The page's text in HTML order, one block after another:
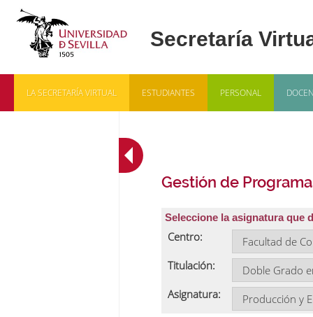
LA SECRETARÍA VIRTUAL ESTUDIANTES PERSONAL
Gestión de
Seleccione la asignatura que
Centro:
Titulación:
Asignatura: